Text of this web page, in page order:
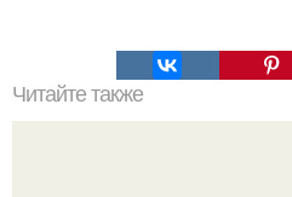
Читайте также